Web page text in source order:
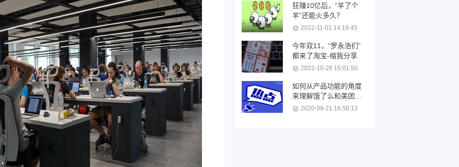
狂赚10亿后，“羊了个
羊”还能火多久？
2022-11-01 14:19:45
今年双11，“罗永浩们”
都来了淘宝-缩我分享
2022-10-26 15:01:50
如何从产品功能的角度
来理解饿了么和美团优
化 2020-09-21 16:50:13